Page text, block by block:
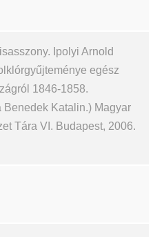
Ipolyi Arnold
egész
1846-1858.
Benedek Katalin.) Magyar
Tára VI. Budapest, 2006.